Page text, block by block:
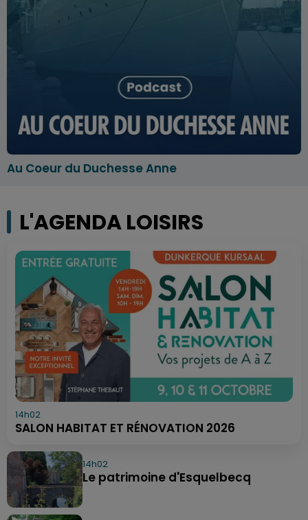
Au Coeur du Duchesse Anne
L'AGENDA LOISIRS
14h02
SALON HABITAT ET RÉNOVATION 2026
14h02
Le patrimoine d'Esquelbecq